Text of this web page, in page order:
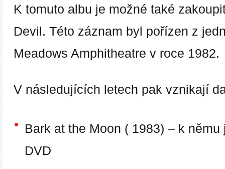
K tomuto albu je možné také
Devil. Této záznam byl pořízen z
Meadows Amphitheatre v roce 1982.
V následujících letech pak vznikají
Bark at the Moon ( 1983) – k němu
DVD